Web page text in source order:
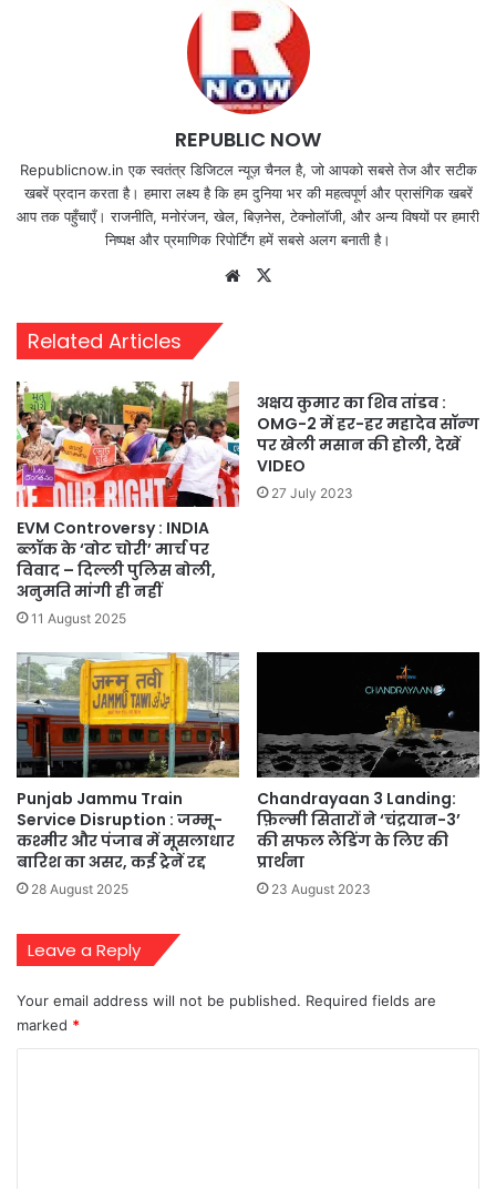
REPUBLIC NOW
Republicnow.in एक स्वतंत्र डिजिटल न्यूज़ चैनल है, जो आपको सबसे तेज और सटीक
खबरें प्रदान करता है। हमारा लक्ष्य है कि हम दुनिया भर की महत्वपूर्ण और प्रासंगिक खबरें
आप तक पहुँचाएँ। राजनीति, मनोरंजन, खेल, बिज़नेस, टेक्नोलॉजी, और अन्य विषयों पर हमारी
निष्पक्ष और प्रमाणिक रिपोर्टिंग हमें सबसे अलग बनाती है।
Website
Related Articles
EVM Controversy : INDIA
ब्लॉक के ‘वोट चोरी’ मार्च पर
विवाद – दिल्ली पुलिस बोली,
अनुमति मांगी ही नहीं
11 August 2025
अक्षय कुमार का शिव तांडव :
OMG-2 में हर-हर महादेव सॉन्ग
पर खेली मसान की होली, देखें
VIDEO
27 July 2023
Punjab Jammu Train
Service Disruption : जम्मू-
कश्मीर और पंजाब में मूसलाधार
बारिश का असर, कई ट्रेनें रद्द
28 August 2025
Chandrayaan 3 Landing:
फ़िल्मी सितारों ने ‘चंद्रयान-3’
की सफल लैंडिंग के लिए की
प्रार्थना
23 August 2023
Leave a Reply
Your email address will not be published. Required fields are
marked *